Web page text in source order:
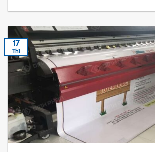
17
Th1